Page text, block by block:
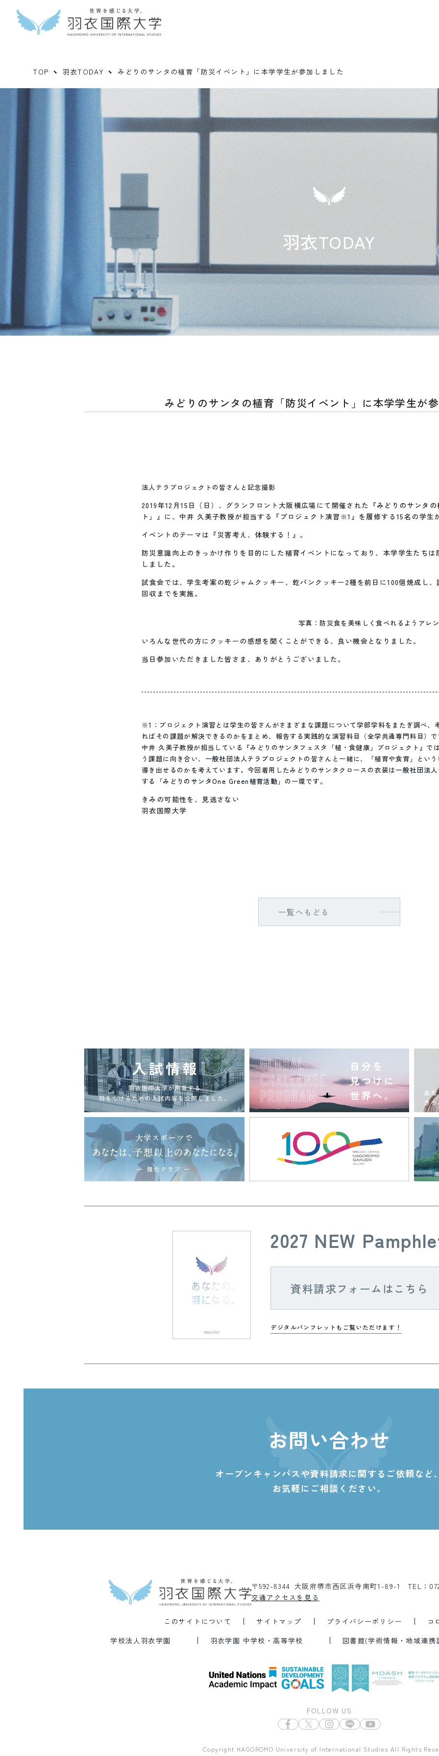
TOP 羽衣TODAY みどりのサンタの植育「防災イベント」に本学学生が参加しました
羽衣TODAY
みどりのサンタの植育「防災イベント」に本学学生が
法人テラプロジェクトの皆さんと記念撮影
2019年12月15日（日）、グランフロント大阪横広場にて開催された『みどりのサンタ
ト」 』に、中井 久美子教授が担当する『プロジェクト演習 ※1 』を履修する15名の学生
イベントのテーマは『災害考え、体験する！』。
防災意識向上のきっかけ作りを目的にした植育イベントになっており、本学学生たち
しました。
試食会では、学生考案の乾ジャムクッキー、乾パンクッキー2種を前日に100個焼成し
回収までを実施。
写真：防災食を美味しく食べれるようアレ
いろんな世代の方にクッキーの感想を聞くことができる、良い機会となりました。
当日参加いただきました皆さま、ありがとうございました。
※1：プロジェクト演習とは学生の皆さんがさまざまな課題について学部学科をまたぎ調べ、
ればその課題が解決できるのかをまとめ、報告する実践的な演習科目（全学共通専門科目）
中井 久美子教授が担当している『みどりのサンタフェスタ「植・食健康」プロジェクト』で
う課題に向き合い、 一般社団法人テラプロジェクト の皆さんと一緒に、「植育や食育」とい
導き出せるのかを考えています。今回着用したみどりのサンタクロースの衣装は一般社団法
する「みどりのサンタOne Green植育活動 」の一環です。
きみの可能性を、見逃さない
羽衣国際大学
一覧へもどる
2027 NEW
資料請求フォームはこちら
デジタルパンフレットもご覧いただけます！
お問い合わせ
オープンキャンパスや資料請求に関する ご依頼など
お気軽にご相談ください。
〒592-8344 大阪府堺市西区浜寺南町1-89-1
TEL：
交通アクセスを見る
このサイトについて サイトマップ プライバシーポリシー
コ
学校法人羽衣学園
羽衣学園 中学校・高等学校 図書館(学術情報・地域連携
FOLLOW US
Copyright HAGOROMO University of International Studies All Rights